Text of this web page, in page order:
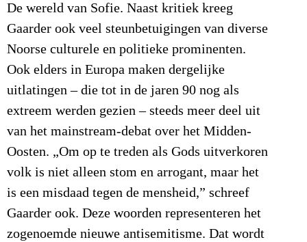
De wereld van Sofie. Naast kritiek kreeg
Gaarder ook veel steunbetuigingen van diverse
Noorse culturele en politieke prominenten.
Ook elders in Europa maken dergelijke
uitlatingen – die tot in de jaren 90 nog als
extreem werden gezien – steeds meer deel uit
van het mainstream-debat over het Midden-
Oosten. „Om op te treden als Gods uitverkoren
volk is niet alleen stom en arrogant, maar het
is een misdaad tegen de mensheid,” schreef
Gaarder ook. Deze woorden representeren het
zogenoemde nieuwe antisemitisme. Dat wordt